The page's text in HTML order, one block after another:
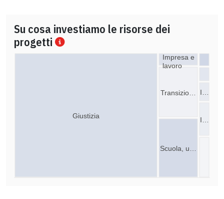
Su cosa investiamo le risorse dei
progetti
Scuola, u…
Giustizia
Impresa e
lavoro
I…
I…
Transizio…